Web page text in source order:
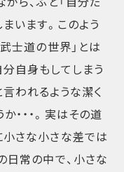
います。このよう
士道の世界」とは
自身もしてしまう
言われるような潔く
・・・。実はその道
小さな小さな差では
日常の中で、小さな